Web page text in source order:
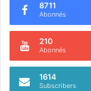
8711
Abonnés
210
Abonnés
1614
Subscribers